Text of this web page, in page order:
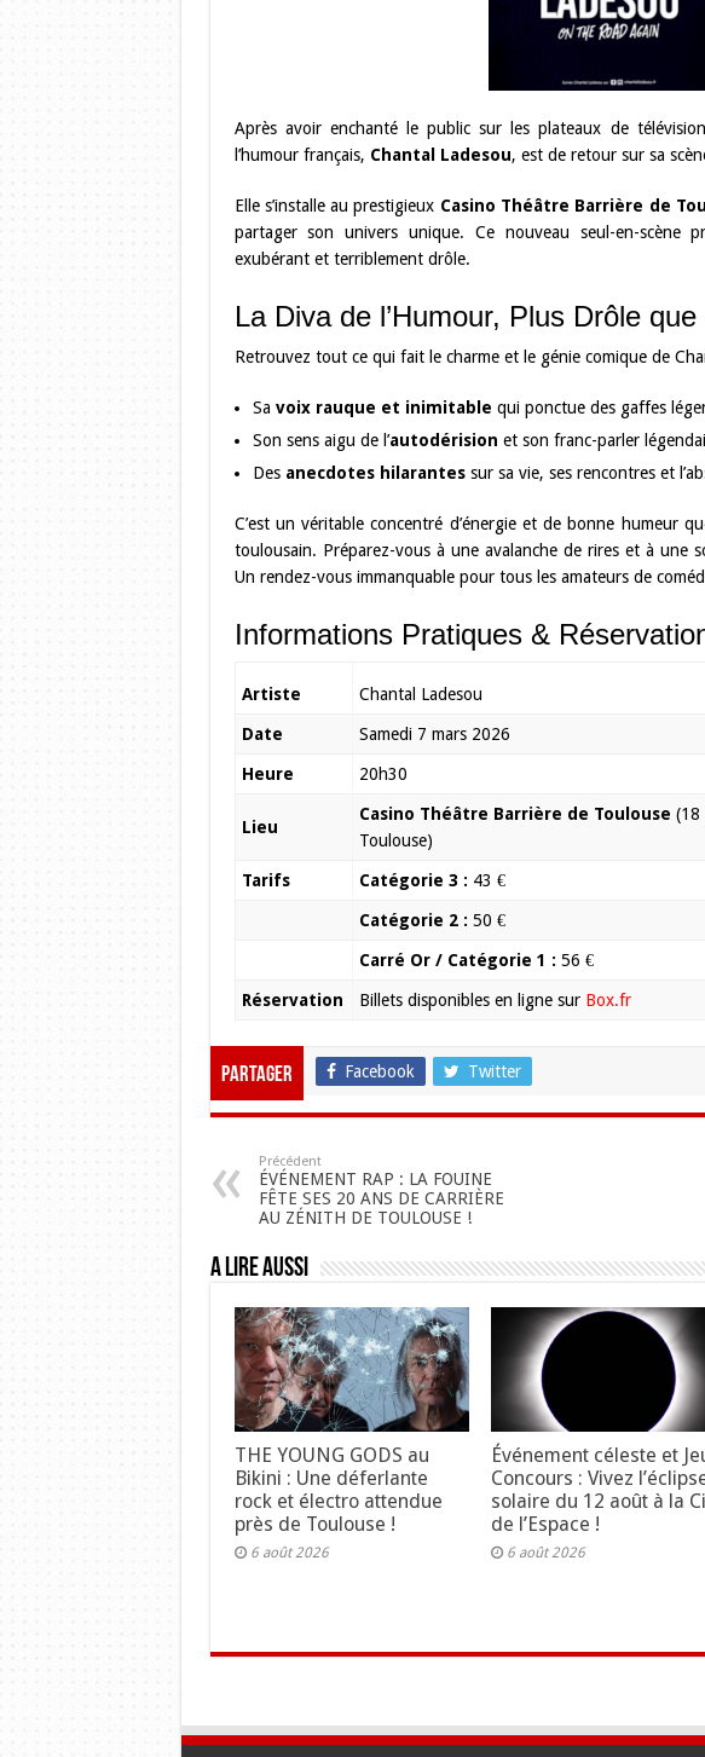
Après avoir enchanté le public sur les plateaux de
l’humour français, Chantal Ladesou, est de retour sur sa
Elle s’installe au prestigieux Casino Théâtre Barrière de
partager son univers unique. Ce nouveau seul-en-scène
exubérant et terriblement drôle.
La Diva de l’Humour, Plus Drôle
Retrouvez tout ce qui fait le charme et le génie comique de
Sa voix rauque et inimitable qui ponctue des gaffes
Son sens aigu de l’autodérision et son franc-parler
Des anecdotes hilarantessur sa vie, ses rencontres et
C’est un véritable concentré d’énergie et de bonne humeur
toulousain. Préparez-vous à une avalanche de rires et à une
Un rendez-vous immanquable pour tous les amateurs de
Informations Pratiques &
Artiste Chantal Ladesou
Date Samedi 7 mars 2026
Heure 20h30
Lieu
Casino Théâtre Barrière de Toulouse (18
Toulouse)
Tarifs Catégorie 3 : 43 €
Catégorie 2 : 50 €
Carré Or / Catégorie 1 : 56 €
Réservation Billets disponibles en ligne sur Box.fr
Partager Facebook Twitter
Précédent
ÉVÉNEMENT RAP : LA FOUINE
FÊTE SES 20 ANS DE CARRIÈRE
AU ZÉNITH DE TOULOUSE !
A lire aussi
THE YOUNG GODS au
Bikini : Une déferlante
rock et électro attendue
près de Toulouse !
6 août 2026
Événement céleste et
Concours : Vivez
solaire du 12 août à la
de l’Espace !
6 août 2026